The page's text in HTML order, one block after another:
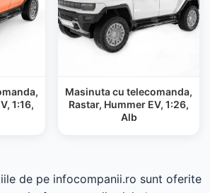
1:16,
Masinuta cu telecomanda,
Rastar, Hummer EV, 1:26,
Alb
de pe infocompanii.ro sunt oferite